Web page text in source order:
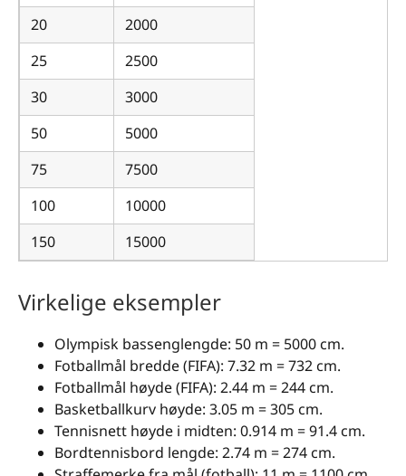
20
2000
25
2500
30
3000
50
5000
75
7500
100
10000
150
15000
Virkelige eksempler
Olympisk bassenglengde: 50 m = 5000 cm.
Fotballmål bredde (FIFA): 7.32 m = 732 cm.
Fotballmål høyde (FIFA): 2.44 m = 244 cm.
Basketballkurv høyde: 3.05 m = 305 cm.
Tennisnett høyde i midten: 0.914 m = 91.4 cm.
Bordtennisbord lengde: 2.74 m = 274 cm.